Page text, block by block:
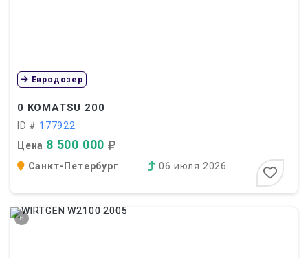
0 KOMATSU 200
ID # 177922
Цена 8 500 000
Евродозер
Санкт-Петербург 06 июля 2026
6